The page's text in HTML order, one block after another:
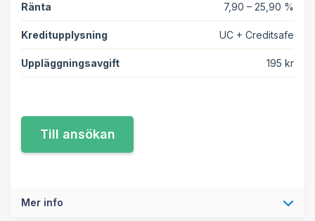
Ränta 7,90 – 25,90 %
Kreditupplysning UC + Creditsafe
Uppläggningsavgift 195 kr
Mer info